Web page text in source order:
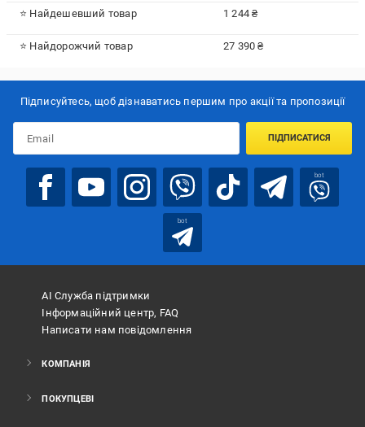
⭐ Найдешевший товар 1 244 ₴
⭐ Найдорожчий товар 27 390 ₴
Підписуйтесь, щоб дізнаватись першим про акції та пропозиції
ПІДПИСАТИСЯ
bot
bot
АІ Служба підтримки
Інформаційний центр, FAQ
Написати нам повідомлення
КОМПАНІЯ
ПОКУПЦЕВІ